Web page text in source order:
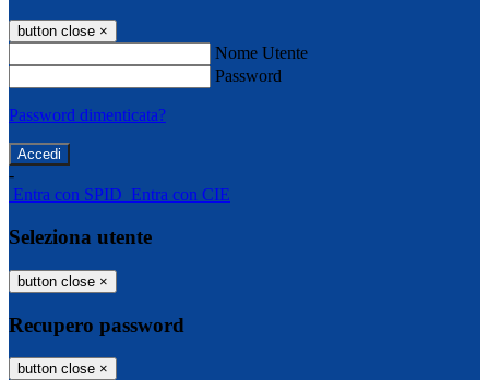
button close ×
Nome Utente
Password
Password dimenticata?
-
Entra con SPID Entra con CIE
Seleziona utente
button close ×
Recupero password
button close ×